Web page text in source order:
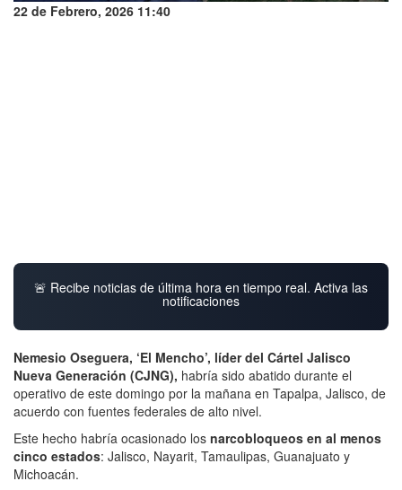
22 de Febrero, 2026 11:40
🚨 Recibe noticias de última hora en tiempo real. Activa las
notificaciones
Nemesio Oseguera, ‘El Mencho’, líder del Cártel Jalisco
Nueva Generación (CJNG), habría sido abatido durante el
operativo de este domingo por la mañana en Tapalpa, Jalisco, de
acuerdo con fuentes federales de alto nivel.
Este hecho habría ocasionado los narcobloqueos en al menos
cinco estados: Jalisco, Nayarit, Tamaulipas, Guanajuato y
Michoacán.